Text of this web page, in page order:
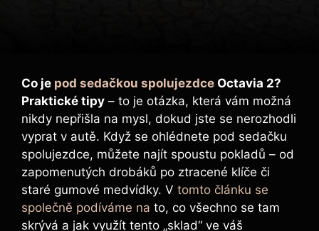
Co je pod sedačkou spolujezdce Octavia 2?
Praktické tipy – to je otázka, která vám možná
nikdy nepřišla na mysl, dokud jste se nerozhodli
vyprat v autě. Když se ohlédnete pod sedačku
spolujezdce, můžete najít spoustu pokladů – od
zapomenutých drobáků po ztracené klíče či
staré gumové medvídky. V tomto článku se
společně podíváme na to, co všechno se tam
skrývá a jak využít tento „sklad“ ve váš